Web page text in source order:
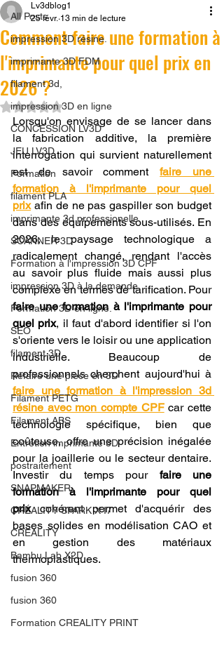
All Posts
impression 3D résine.
imprimante 3D FDM
filament 3d,
impression 3D en ligne
CONCESSION LV3D
JEU LV3D
Formation
filament PLA
imprimante 3d professionelle
SCANNER 3D
Formation à l'impression 3D CPF
impression 3D à la demande
Formation 3D en ligne.
SEO
filament 3D
Refaire une piece en 3D
Filament PETG
Filament ABS
Entretien imprimante 3D
postraitement
SNAPMAKER
CRÉALITY SPARK X I7
CREALITY
Bambu Lab X2D
fusion 360
fusion 360
Formation CREALITY PRINT
Comment faire une formation à
l'imprimante pour quel prix en
2026 ?
Lv3dblog1
25 févr. 13 min de lecture
Noté NaN étoiles sur 5.
Lorsqu'on envisage de se lancer dans
la fabrication additive, la première
interrogation qui survient naturellement
est de savoir comment faire une
formation à l'imprimante pour quel
prix afin de ne pas gaspiller son budget
dans des équipements sous-utilisés. En
2026, le paysage technologique a
radicalement changé, rendant l'accès
au savoir plus fluide mais aussi plus
complexe en termes de tarification. Pour
faire une formation à l'imprimante pour
quel prix, il faut d'abord identifier si l'on
s'oriente vers le loisir ou une application
industrielle. Beaucoup de
faire une formation à l'impression 3d
résine avec mon compte CPF car cette
technologie spécifique, bien que
coûteuse, offre une précision inégalée
pour la joaillerie ou le secteur dentaire.
Investir du temps pour faire une
formation à l'imprimante pour quel
prix cohérent permet d'acquérir des
bases solides en modélisation CAO et
en gestion des matériaux
thermoplastiques.